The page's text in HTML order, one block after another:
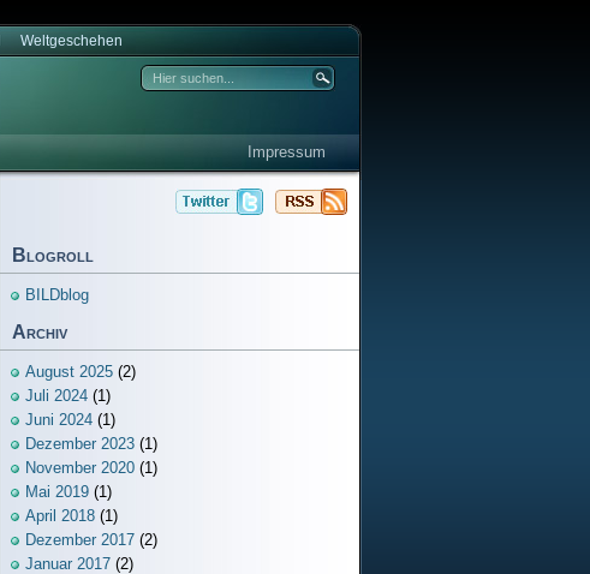
Weltgeschehen
Impressum
Blogroll
BILDblog
Archiv
August 2025 (2)
Juli 2024 (1)
Juni 2024 (1)
Dezember 2023 (1)
November 2020 (1)
Mai 2019 (1)
April 2018 (1)
Dezember 2017 (2)
Januar 2017 (2)